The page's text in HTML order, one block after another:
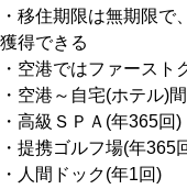
・移住期限は無期限
獲得できる
・空港ではファースト
・空港～自宅(ホテル)
・高級ＳＰＡ(年365回)
・提携ゴルフ場(年365
・人間ドック(年1回)